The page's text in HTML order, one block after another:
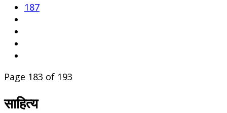
187
Page 183 of 193
साहित्य